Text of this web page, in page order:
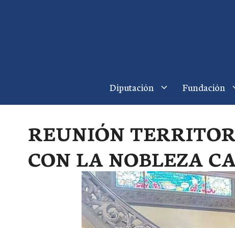
Diputación Fundación
REUNIÓN
CON LA NOBLEZA